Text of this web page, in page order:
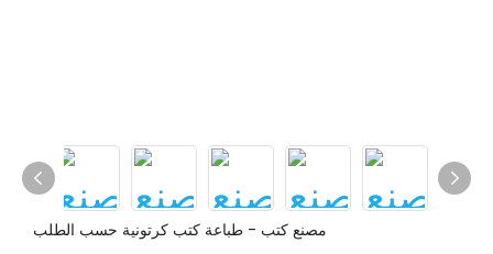
مصنع كتب - طباعة كتب كرتونية حسب الطلب